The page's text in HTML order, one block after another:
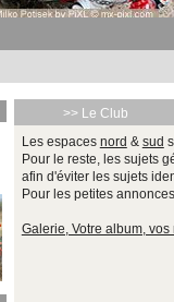
>> Le Club
Les espaces nord & sud
Pour le reste, les sujets
afin d'éviter les sujets
Pour les petites
Galerie, Votre album, vos